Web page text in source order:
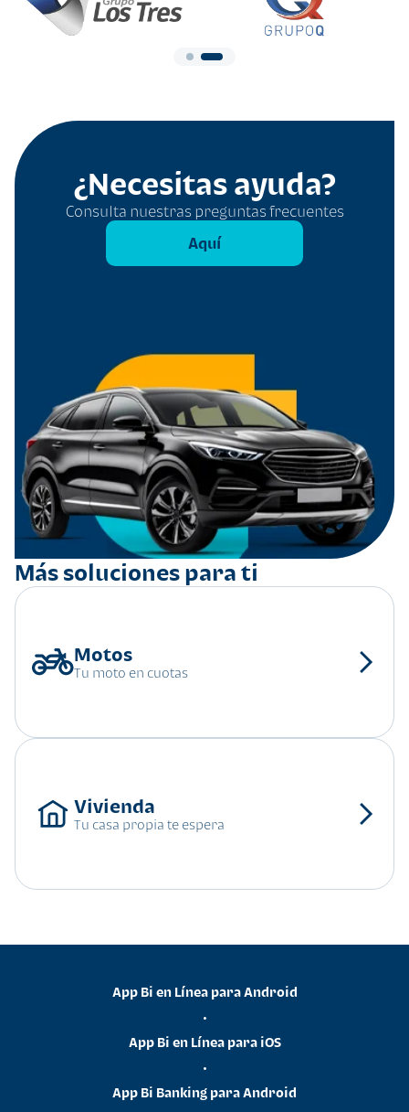
¿Necesitas ayuda?
Consulta nuestras preguntas frecuentes
Aquí
Más soluciones para ti
Tu moto en cuotas
Tu casa propia te espera
App Bi en Línea para Android
•
App Bi en Línea para iOS
•
App Bi Banking para Android